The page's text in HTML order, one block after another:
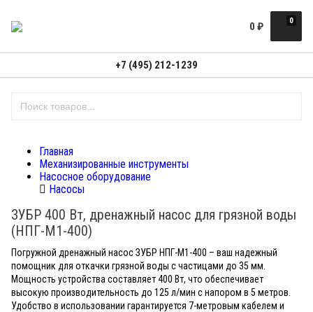
0
0 ₽
+7 (495) 212-1239
Главная
Механизированные инструменты
Насосное оборудование
Насосы
ЗУБР 400 Вт, дренажный насос для грязной воды
(НПГ-М1-400)
Погружной дренажный насос ЗУБР НПГ-М1-400 – ваш надежный
помощник для откачки грязной воды с частицами до 35 мм.
Мощность устройства составляет 400 Вт, что обеспечивает
высокую производительность до 125 л/мин с напором в 5 метров.
Удобство в использовании гарантируется 7-метровым кабелем и